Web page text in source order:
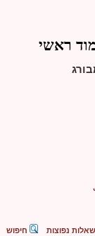
ראשי
נפוצות חיפוש